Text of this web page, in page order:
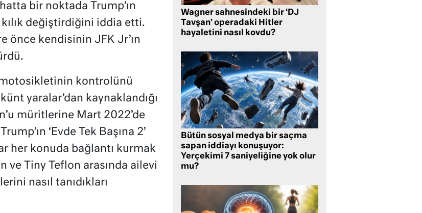
bir noktada Trump’ın
değiştirdiğini iddia etti.
önce kendisinin JFK Jr’ın
motosikletinin kontrolünü
yaralar’dan kaynaklandığı
müritlerine Mart 2022’de
‘Evde Tek Başına 2’
her konuda bağlantı kurmak
ve Tiny Teflon arasında ailevi
nasıl tanıdıkları
Wagner sahnesindeki bir ‘DJ
Tavşan’ operadaki Hitler
hayaletini nasıl kovdu?
Bütün sosyal medya bir saçma
sapan iddiayı konuşuyor:
Yerçekimi 7 saniyeliğine yok olur
mu?